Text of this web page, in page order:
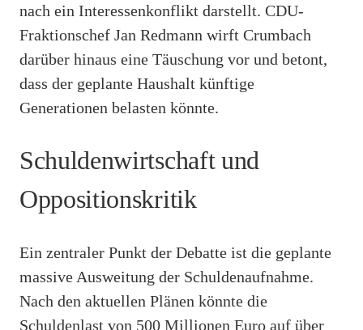
nach ein Interessenkonflikt darstellt. CDU-
Fraktionschef Jan Redmann wirft Crumbach
darüber hinaus eine Täuschung vor und betont,
dass der geplante Haushalt künftige
Generationen belasten könnte.
Schuldenwirtschaft und
Oppositionskritik
Ein zentraler Punkt der Debatte ist die geplante
massive Ausweitung der Schuldenaufnahme.
Nach den aktuellen Plänen könnte die
Schuldenlast von 500 Millionen Euro auf über